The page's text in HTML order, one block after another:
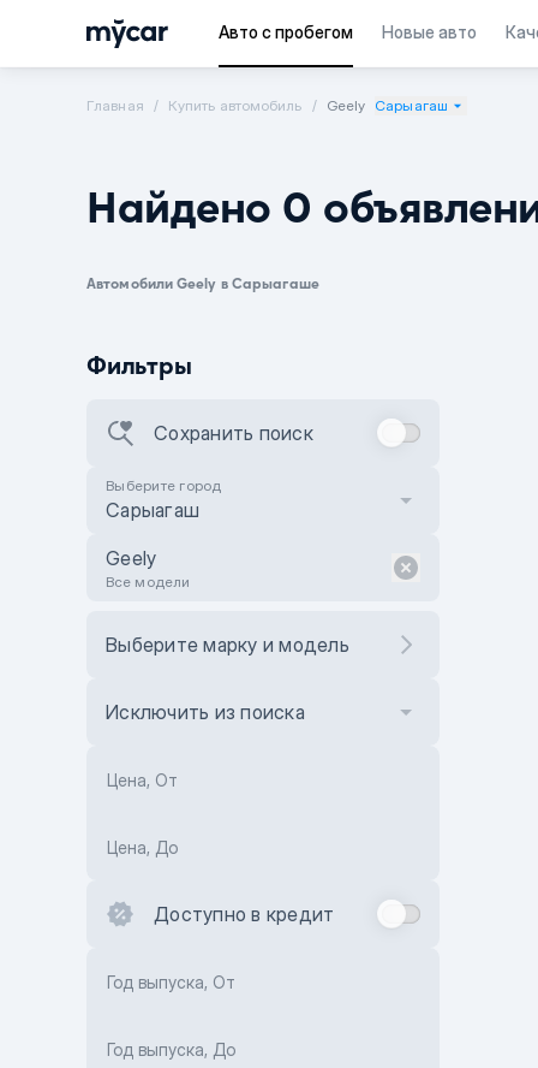
Авто с пробегом Новые авто
Главная Купить автомобиль Geely Сарыагаш
Найдено 0
Автомобили Geely в Сарыагаше
Фильтры
Сохранить поиск
Выберите город
Сарыагаш
Geely
Все модели
Выберите марку и модель
Исключить из поиска
Цена, От
Цена, До
Доступно в кредит
Год выпуска, От
Год выпуска, До